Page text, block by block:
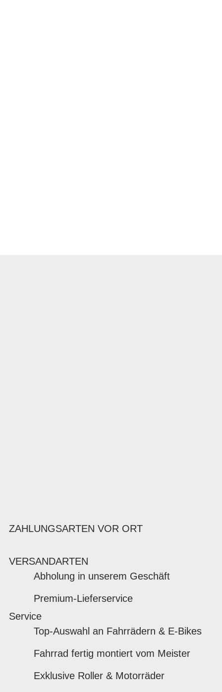
ZAHLUNGSARTEN VOR ORT
VERSANDARTEN
Abholung in unserem Geschäft
Premium-Lieferservice
Service
Top-Auswahl an Fahrrädern & E-Bikes
Fahrrad fertig montiert vom Meister
Exklusive Roller & Motorräder